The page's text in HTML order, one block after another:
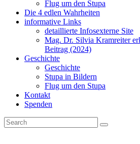
Flug um den Stupa
Die 4 edlen Wahrheiten
informative Links
detaillierte Infosexterne Site
Mag. Dr. Silvia Kramreiter
Beitrag (2024)
Geschichte
Geschichte
Stupa in Bildern
Flug um den Stupa
Kontakt
Spenden